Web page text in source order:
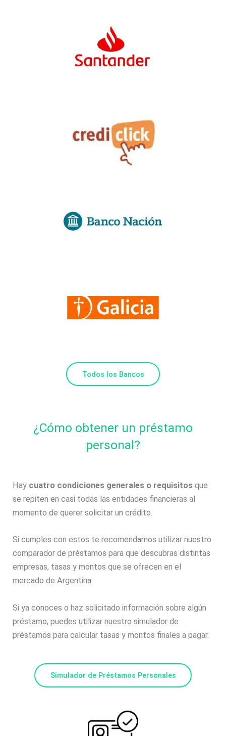
Todos los Bancos
¿Cómo obtener un préstamo
personal?
Hay cuatro condiciones generales o requisitosque
se repiten en casi todas las entidades financieras al
momento de querer solicitar un crédito.
Si cumples con estos te recomendamos utilizar nuestro
comparador de préstamos para que descubras distintas
empresas, tasas y montos que se ofrecen en el
mercado de Argentina.
Si ya conoces o haz solicitado información sobre algún
préstamo, puedes utilizar nuestro simulador de
préstamos para calcular tasas y montos finales a pagar.
Simulador de Préstamos Personales